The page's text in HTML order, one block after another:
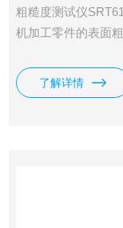
粗糙度测试仪
机加工零件的表面
了解详情